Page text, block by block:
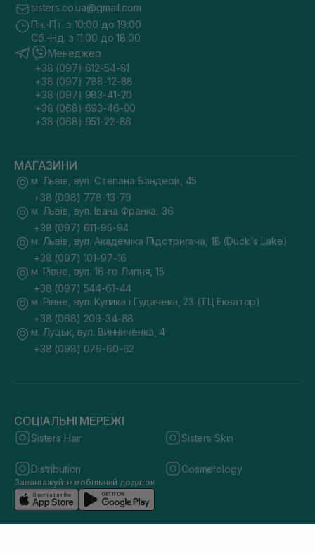
sisters.co.ua@gmail.com
Пн.-Пт. з 10:00 до 19:00
Сб.-Нд. з 11:00 до 18:00
Менеджер
+38 (097) 612-54-81
+38 (097) 788-12-88
+38 (097) 983-41-20
+38 (068) 693-46-00
+38 (068) 951-22-86
МАГАЗИНИ
м. Львів, вул. Степана Бандери, 45
+38 (098) 778-13-79
м. Львів, вул. Івана Франка, 36
+38 (097) 611-95-94
м. Львів, вул. Академіка Підстригача, 1В (Duck's Lake)
+38 (097) 101-97-16
м. Рівне, вул. 16-го Липня, 15
+38 (097) 544-61-44
м. Рівне, вул. Кулика і Гудачека, 23 (ТЦ Екватор)
+38 (068) 209-34-88
м. Луцьк, вул. Винниченка, 4
+38 (098) 076-60-62
СОЦІАЛЬНІ МЕРЕЖІ
Sisters Hair Sisters Skin
Distribution Cosmetology
Завантажуйте мобільний додаток